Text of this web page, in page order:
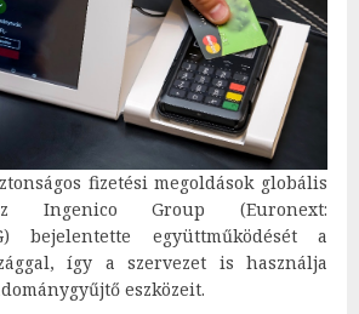
fizetési megoldások globális
Ingenico Group (Euronext:
bejelentette együttműködését a
így a szervezet is használja
eszközeit.